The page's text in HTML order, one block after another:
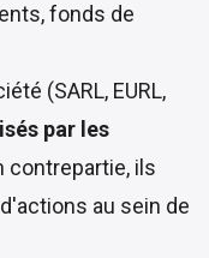
fonds de
(SARL, EURL,
par les
contrepartie, ils
au sein de